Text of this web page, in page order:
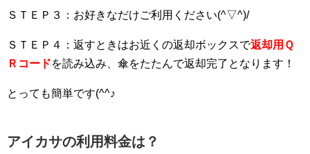
ＳＴＥＰ３：お好きなだけご利用ください(^▽^)/
ＳＴＥＰ４：返すときはお近くの返却ボックスで返却用Ｑ
Ｒコードを読み込み、傘をたたんで返却完了となります！
とっても簡単です(^^♪
アイカサの利用料金は？